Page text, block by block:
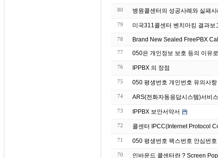
80 병원콜센터의 성공사례와 실패
79 미국311콜센터 벤치마킹 결과보
78
77 050은 개인정보 보호 등의 이유
76 IPPBX 의 장점
75 050 평생번호 개인번호 유의사항
74 ARS(전화자동응답시스템)서비
73 IPPBX 보안서약서
72 콜센터 IPCC(Internet Protocol
71 050 평생번호 팩스번호 안심번호
70 인바운드 콜센터